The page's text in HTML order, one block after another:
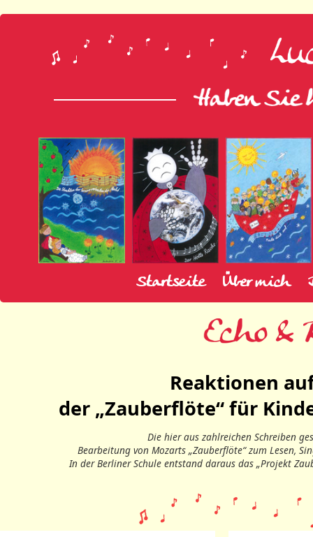
Startseite Über mich
Reaktionen
der „Zauberflöte“ für
Die hier aus zahlreichen Schreiben
Bearbeitung von Mozarts „Zauberflöte“ zum Lesen,
In der Berliner Schule entstand daraus das „Projekt